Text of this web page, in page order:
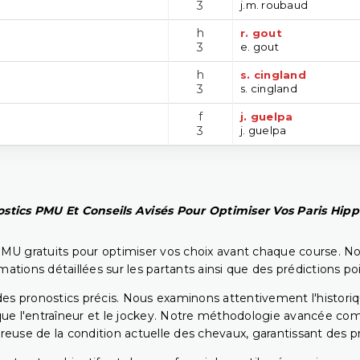
3 j.m. roubaud
h
3
r. gout
e. gout
h
3
s. cingland
s. cingland
f
3
j. guelpa
j. guelpa
PMU Et Conseils Avisés Pour Optimiser Vos Paris
gratuits pour optimiser vos choix avant chaque course.
détaillées sur les partants ainsi que des prédictions
pronostics précis. Nous examinons attentivement
l'entraîneur et le jockey. Notre méthodologie avancée
de la condition actuelle des chevaux, garantissant des